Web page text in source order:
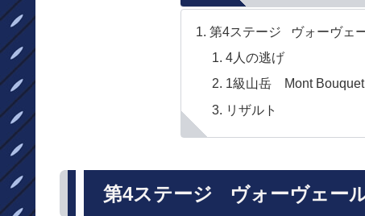
第4ステージ ヴォーヴェ
4人の逃げ
1級山岳 Mont Bouquet
リザルト
第4ステージ ヴォーヴェー